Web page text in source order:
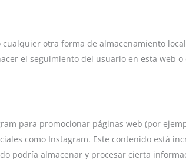
otra forma de almacenamiento
el seguimiento del usuario en esta web o
para promocionar páginas web (por
como Instagram. Este contenido está
podría almacenar y procesar cierta